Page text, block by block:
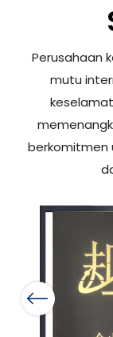
Perusahaan
mutu
berkomitmen
Previous